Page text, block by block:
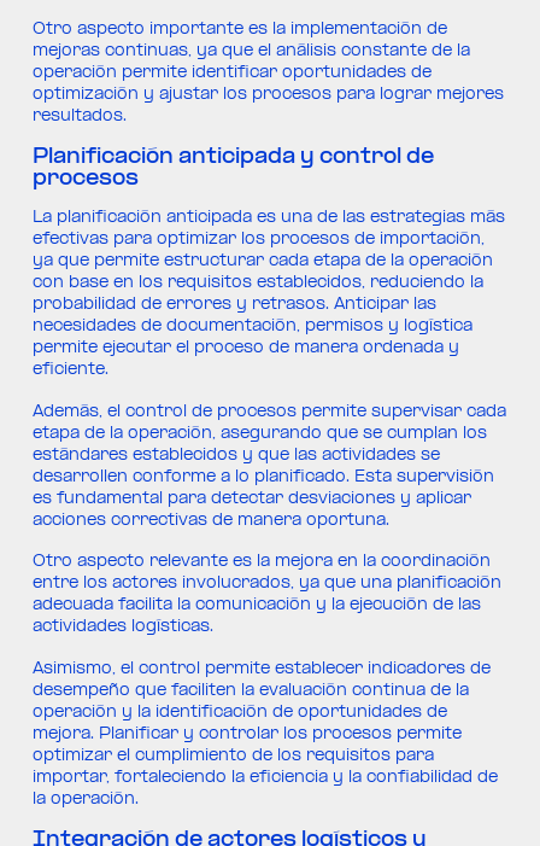
Otro aspecto importante es la implementación de
mejoras continuas, ya que el análisis constante de la
operación permite identificar oportunidades de
optimización y ajustar los procesos para lograr mejores
resultados.
Planificación anticipada y control de
procesos
La planificación anticipada es una de las estrategias más
efectivas para optimizar los procesos de importación,
ya que permite estructurar cada etapa de la operación
con base en los requisitos establecidos, reduciendo la
probabilidad de errores y retrasos. Anticipar las
necesidades de documentación, permisos y logística
permite ejecutar el proceso de manera ordenada y
eficiente.
Además, el control de procesos permite supervisar cada
etapa de la operación, asegurando que se cumplan los
estándares establecidos y que las actividades se
desarrollen conforme a lo planificado. Esta supervisión
es fundamental para detectar desviaciones y aplicar
acciones correctivas de manera oportuna.
Otro aspecto relevante es la mejora en la coordinación
entre los actores involucrados, ya que una planificación
adecuada facilita la comunicación y la ejecución de las
actividades logísticas.
Asimismo, el control permite establecer indicadores de
desempeño que faciliten la evaluación continua de la
operación y la identificación de oportunidades de
mejora. Planificar y controlar los procesos permite
optimizar el cumplimiento de los requisitos para
importar, fortaleciendo la eficiencia y la confiabilidad de
la operación.
Integración de actores logísticos y